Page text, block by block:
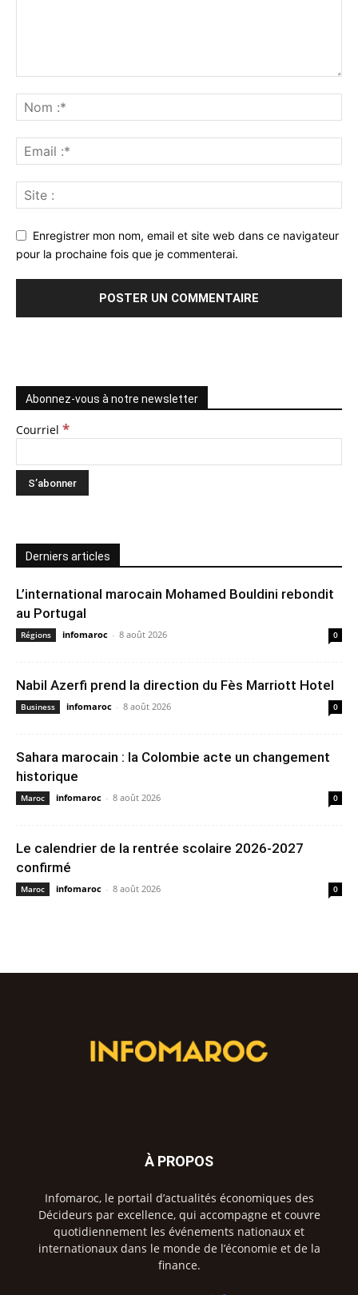
Enregistrer mon nom, email et site web dans ce navigateur
pour la prochaine fois que je commenterai.
Abonnez-vous à notre newsletter
Courriel *
Derniers articles
L’international marocain Mohamed Bouldini rebondit
au Portugal
Régions infomaroc - 8 août 2026 0
Nabil Azerfi prend la direction du Fès Marriott Hotel
Business infomaroc - 8 août 2026 0
Sahara marocain : la Colombie acte un changement
historique
Maroc infomaroc - 8 août 2026 0
Le calendrier de la rentrée scolaire 2026-2027
confirmé
Maroc infomaroc - 8 août 2026 0
À PROPOS
Infomaroc, le portail d’actualités économiques des
Décideurs par excellence, qui accompagne et couvre
quotidiennement les événements nationaux et
internationaux dans le monde de l’économie et de la
finance.